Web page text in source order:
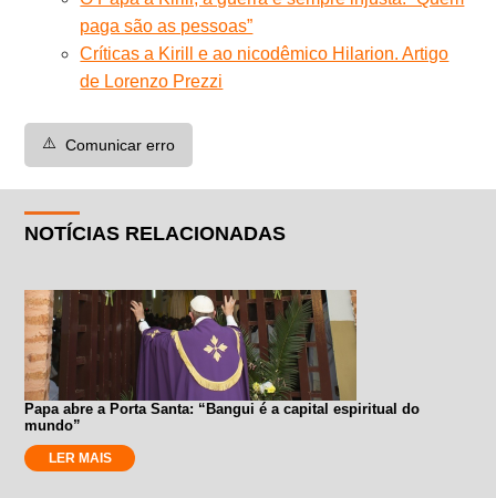
paga são as pessoas”
Críticas a Kirill e ao nicodêmico Hilarion. Artigo
de Lorenzo Prezzi
⚠️ Comunicar erro
NOTÍCIAS RELACIONADAS
Papa abre a Porta Santa: “Bangui é a capital espiritual do
mundo”
LER MAIS